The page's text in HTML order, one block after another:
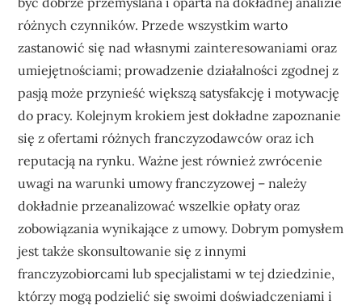
różnych czynników. Przede wszystkim warto
zastanowić się nad własnymi zainteresowaniami oraz
umiejętnościami; prowadzenie działalności zgodnej z
pasją może przynieść większą satysfakcję i motywację
do pracy. Kolejnym krokiem jest dokładne zapoznanie
się z ofertami różnych franczyzodawców oraz ich
reputacją na rynku. Ważne jest również zwrócenie
uwagi na warunki umowy franczyzowej – należy
dokładnie przeanalizować wszelkie opłaty oraz
zobowiązania wynikające z umowy. Dobrym pomysłem
jest także skonsultowanie się z innymi
franczyzobiorcami lub specjalistami w tej dziedzinie,
którzy mogą podzielić się swoimi doświadczeniami i